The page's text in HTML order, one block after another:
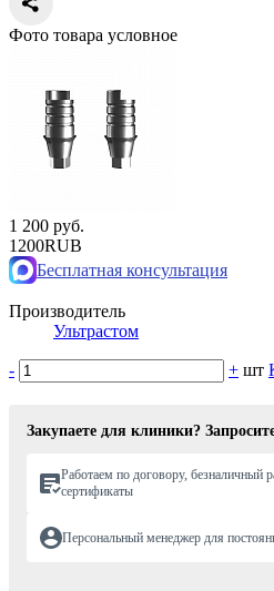
Фото товара условное
1 200 руб.
1200RUB
Бесплатная консультация
Производитель
Ультрастом
- + шт
Закупаете для клиники?
Работаем по договору, безналичный
сертификаты
Персональный менеджер для